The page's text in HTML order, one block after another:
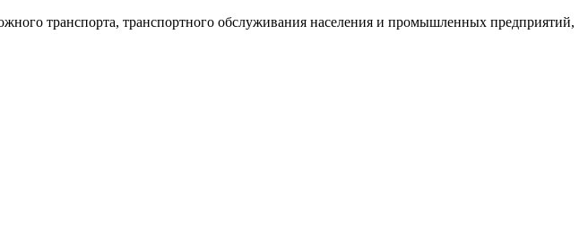
транспорта, транспортного обслуживания населения и промышленных предприятий,